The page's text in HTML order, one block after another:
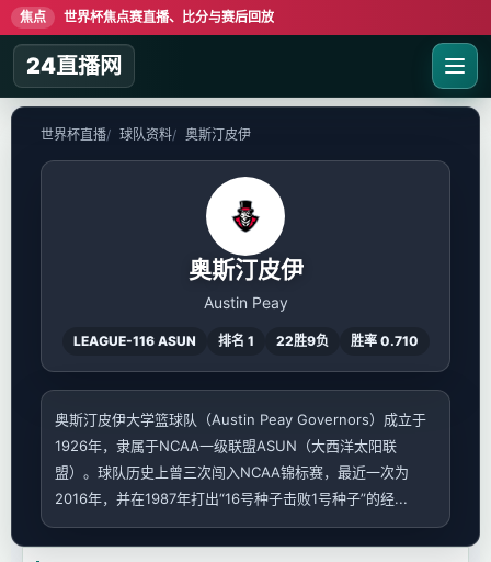
焦点 世界杯焦点赛直播、比分与赛后回放
24直播网
世界杯直播 球队资料 奥斯汀皮伊
奥斯汀皮伊
Austin Peay
LEAGUE-116 ASUN 排名 1 22胜9负 胜率 0.710
奥斯汀皮伊大学篮球队（Austin Peay Governors）成立于
1926年，隶属于NCAA一级联盟ASUN（大西洋太阳联
盟）。球队历史上曾三次闯入NCAA锦标赛，最近一次为
2016年，并在1987年打出“16号种子击败1号种子”的经...